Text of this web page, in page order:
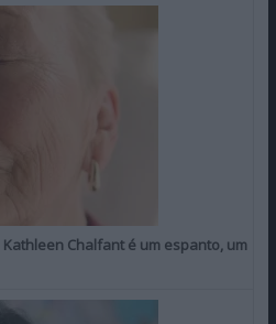
Chalfant é um espanto, um